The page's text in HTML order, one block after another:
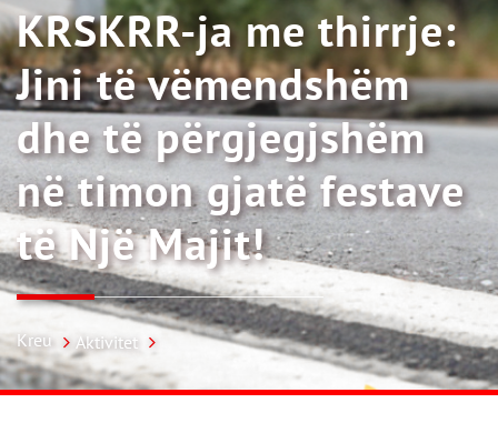
KRSKRR-ja me thirrje:
Jini të vëmendshëm
dhe të përgjegjshëm
në timon gjatë festave
të Një Majit!
Kreu Aktivitet